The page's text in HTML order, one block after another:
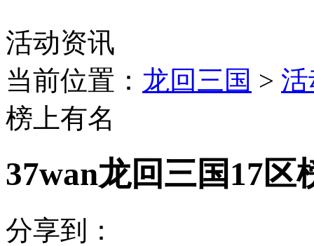
活动资讯
当前位置： 龙回三国 >
榜上有名
37wan龙回三国17区
分享到：